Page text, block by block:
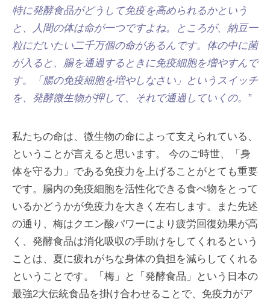
特に発酵食品がどうして免疫を高められるかという
と、人間の体は命が一つですよね。ところが、納豆一
粒にだいたい二千万個の命があるんです。体の中に菌
が入ると、腸を通過するときに免疫細胞を増やすんで
す。「腸の免疫細胞を増やしなさい」というスイッチ
を、発酵微生物が押して、それで通過していくの。”
私たちの命は、微生物の命によって支えられている、
ということが言えると思います。 今のご時世、「身
体を守る力」である免疫力を上げることがとても重要
です。腸内の免疫細胞を活性化できる食べ物をとって
いるかどうかが免疫力を大きく左右します。また先述
の通り、梅はクエン酸パワーにより疲労回復効果が高
く、発酵食品は消化吸収の手助けをしてくれるという
ことは、夏に疲れがちな身体の負担を減らしてくれる
ということです。「梅」と「発酵食品」という日本の
最強2大伝統食品を掛け合わせることで、免疫力がア